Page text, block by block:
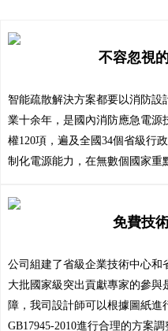
不容忽視
智能疏散解決方案都要以消防設
業十余年，是國內消防應急電源
權120項，遍及全國34個省級行
制化電源能力，在無數個國家重
免費技
公司組建了省級企業技術中心和
大批國家級突出貢獻專家的參
障，我司設計師可以根據圖紙進
GB17945-2010進行合理的方案